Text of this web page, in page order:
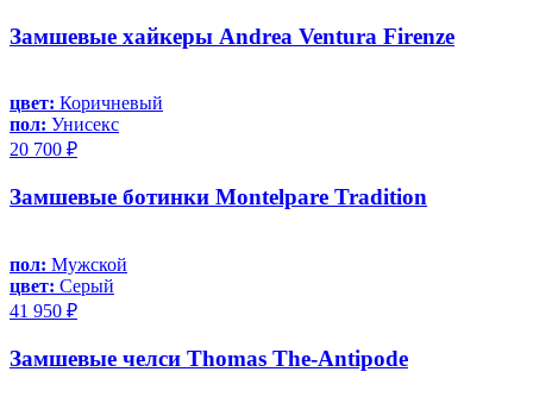
Замшевые хайкеры Andrea Ventura Firenze
цвет: Коричневый
пол: Унисекс
20 700 ₽
Замшевые ботинки Montelpare Tradition
пол: Мужской
цвет: Серый
41 950 ₽
Замшевые челси Thomas The-Antipode